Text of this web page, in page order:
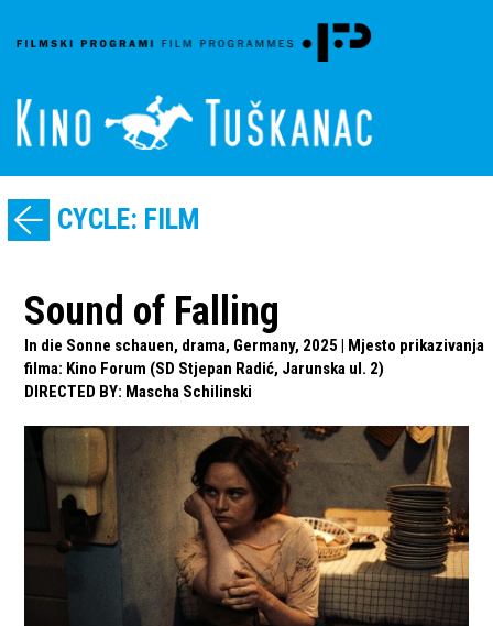
CYCLE: FILM
Sound of Falling
In die Sonne schauen, drama, Germany, 2025 | Mjesto prikazivanja
filma: Kino Forum (SD Stjepan Radić, Jarunska ul. 2)
DIRECTED BY: Mascha Schilinski